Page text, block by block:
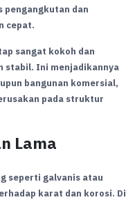
pengangkutan dan
cepat.
sangat kokoh dan
stabil. Ini menjadikannya
bangunan komersial,
pada struktur
Lama
seperti galvanis atau
karat dan korosi. Di